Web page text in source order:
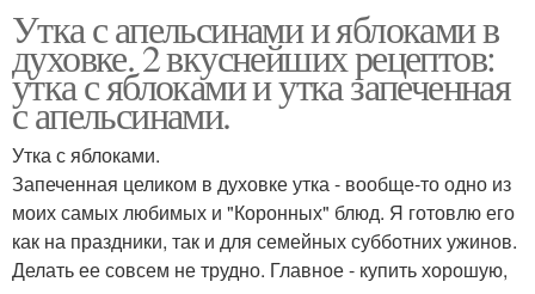
Утка с апельсинами и яблоками в
духовке. 2 вкуснейших рецептов:
утка с яблоками и утка запеченная
с апельсинами.
Утка с яблоками.
Запеченная целиком в духовке утка - вообще-то одно из
моих самых любимых и "Коронных" блюд. Я готовлю его
как на праздники, так и для семейных субботних ужинов.
Делать ее совсем не трудно. Главное - купить хорошую,